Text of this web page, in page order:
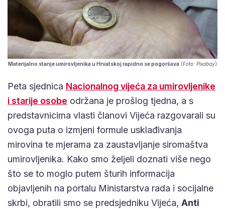
Materijalno stanje umirovljenika u Hrvatskoj rapidno se pogoršava (Foto: Pixabay)
Peta sjednica Nacionalnog vijeća za umirovljenike
i starije osobe održana je prošlog tjedna, a s
predstavnicima vlasti članovi Vijeća razgovarali su
ovoga puta o izmjeni formule usklađivanja
mirovina te mjerama za zaustavljanje siromaštva
umirovljenika. Kako smo željeli doznati više nego
što se to moglo putem šturih informacija
objavljenih na portalu Ministarstva rada i socijalne
skrbi, obratili smo se predsjedniku Vijeća, Anti